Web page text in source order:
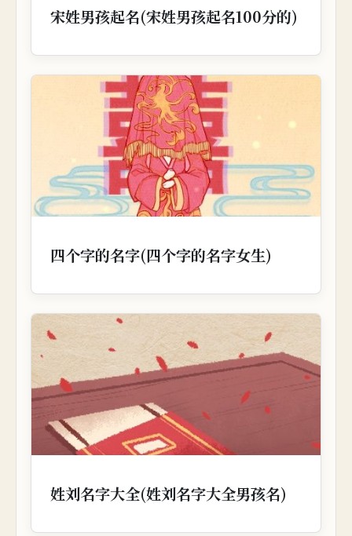
宋姓男孩起名(宋姓男孩起名100分的)
四个字的名字(四个字的名字女生)
姓刘名字大全(姓刘名字大全男孩名)